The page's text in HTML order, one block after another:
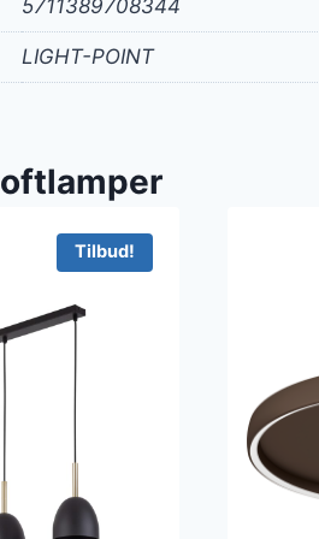
5711389708344
LIGHT-POINT
Tilbud!